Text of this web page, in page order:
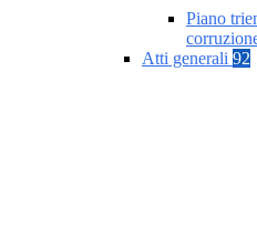
Piano
Atti generali 92